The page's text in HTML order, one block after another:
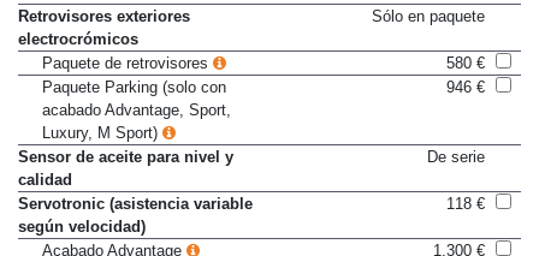
calefacción
Retrovisores exteriores
electrocrómicos
Paquete de retrovisores
580 €
Paquete Parking (solo con
acabado Advantage, Sport,
Luxury, M Sport)
Sensor de aceite para nivel y
calidad
Servotronic (asistencia variable
según velocidad)